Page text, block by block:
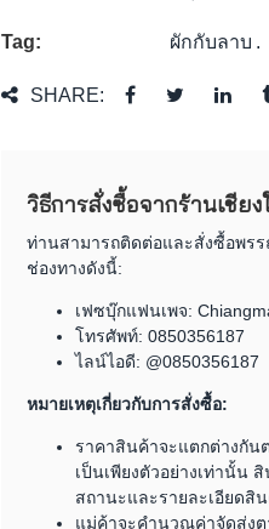
Tag: ผักกับลาบ .
SHARE:
วิธีการสั่งซื้อจากร้านเชีย
ท่านสามารถติดต่อและสั่งซื้อพรร
ช่องทางดังนี้:
เฟซบุ๊กแฟนเพจ:
โทรศัพท์: 0850356187
ไลน์ไอดี: @0850356187
หมายเหตุเกี่ยวกับการสั่งซื้อ:
ราคาสินค้าจะแตกต่างกัน
เป็นเพียงตัวอย่างเท่านั้น
สถานะและรายละเอียดสิ
แม่ค้าจะคำนวณค่าจัดส่ง